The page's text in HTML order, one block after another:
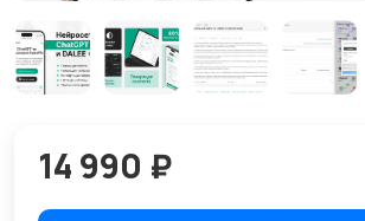
14 990 ₽